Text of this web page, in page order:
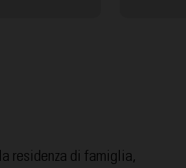
residenza di famiglia,